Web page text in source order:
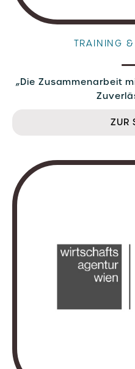
TRAINING
„Die Zusammenarbeit
ZUR